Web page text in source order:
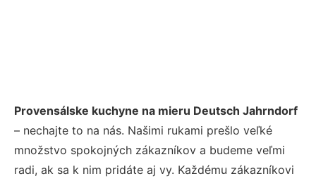
Provensálske kuchyne na mieru Deutsch Jahrndorf
– nechajte to na nás. Našimi rukami prešlo veľké
množstvo spokojných zákazníkov a budeme veľmi
radi, ak sa k nim pridáte aj vy. Každému zákazníkovi